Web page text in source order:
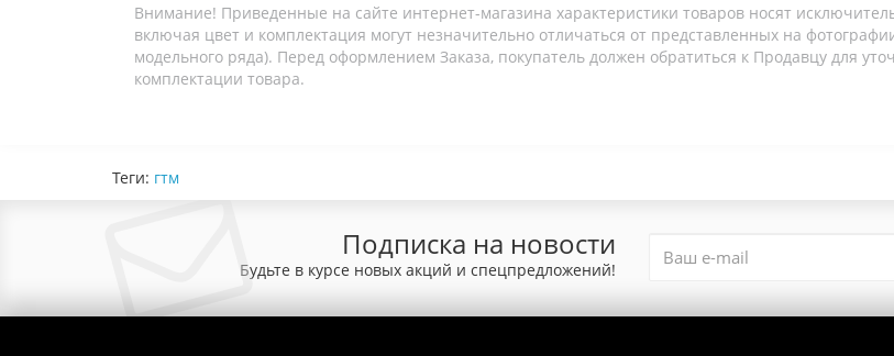
Внимание! Приведенные на сайте интернет-магазина характеристики товаров носят
включая цвет и комплектация могут незначительно отличаться от представленных на
модельного ряда). Перед оформлением Заказа, покупатель должен обратиться к Продавцу для
комплектации товара.
Теги: гтм
Подписка на новости
Будьте в курсе новых акций и спецпредложений!